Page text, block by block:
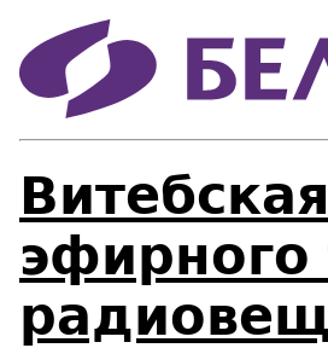
эфирного